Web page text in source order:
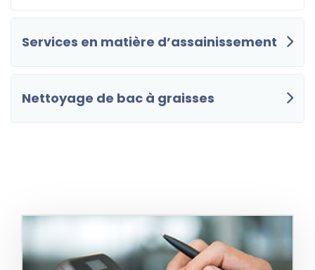
Services en matière d’assainissement
Nettoyage de bac à graisses